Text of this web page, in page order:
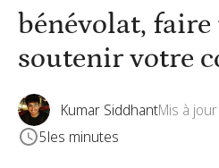
bénévolat,
soutenir votre
Kumar SiddhantMis à
5les minutes